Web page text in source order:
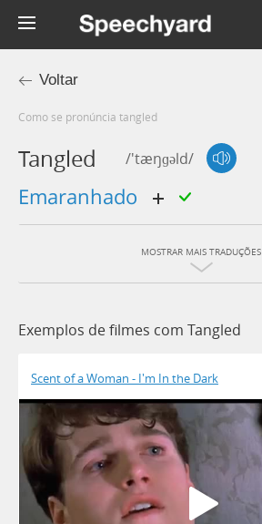
Voltar
Como se pronúncia tangled
Tangled /'tæŋɡəld/
emaranhado
MOSTRAR MAIS TRADUÇÕES
Exemplos de filmes com Tangled
Scent of a Woman - I'm In the Dark